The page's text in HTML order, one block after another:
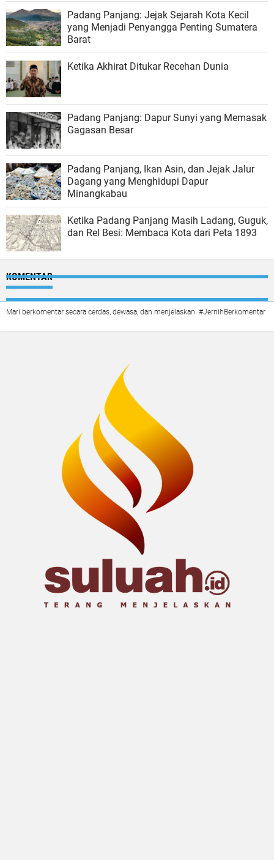
Padang Panjang: Jejak Sejarah Kota Kecil
yang Menjadi Penyangga Penting Sumatera
Barat
Ketika Akhirat Ditukar Recehan Dunia
Padang Panjang: Dapur Sunyi yang Memasak
Gagasan Besar
Padang Panjang, Ikan Asin, dan Jejak Jalur
Dagang yang Menghidupi Dapur
Minangkabau
Ketika Padang Panjang Masih Ladang, Guguk,
dan Rel Besi: Membaca Kota dari Peta 1893
KOMENTAR
Mari berkomentar secara cerdas, dewasa, dan menjelaskan. #JernihBerkomentar